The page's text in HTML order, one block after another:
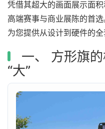
凭借其超大的画面展示面
高端赛事与商业展陈的首
为您提供从设计到硬件的全
一、 方形旗
“大”